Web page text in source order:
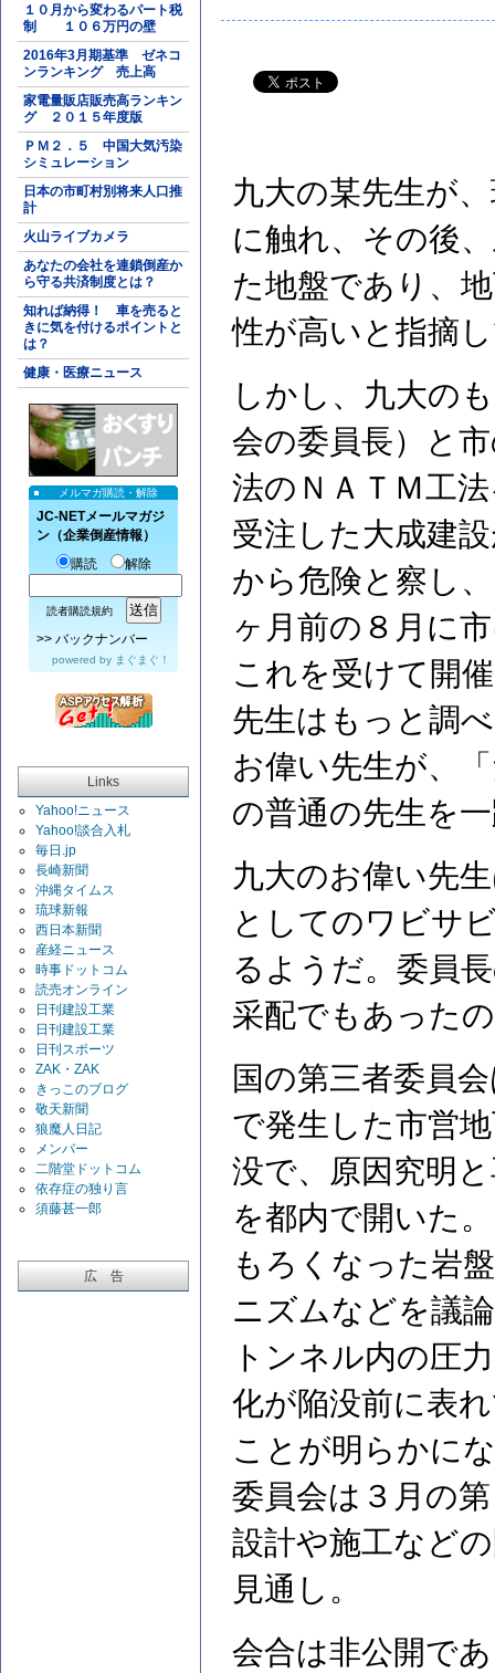
１０月から変わるパート税
制 １０６万円の壁
2016年3月期基準 ゼネコ
ンランキング 売上高
家電量販店販売高ランキン
グ ２０１５年度版
ＰＭ２．５ 中国大気汚染
シミュレーション
日本の市町村別将来人口推
計
火山ライブカメラ
あなたの会社を連鎖倒産か
ら守る共済制度とは？
知れば納得！ 車を売ると
きに気を付けるポイントと
は？
健康・医療ニュース
メルマガ購読・解除
JC-NETメールマガジ
ン（企業倒産情報）
購読
解除
読者購読規約
>> バックナンバー
powered by まぐまぐ！
Links
Yahoo!ニュース
Yahoo!談合入札
毎日.jp
長崎新聞
沖縄タイムス
琉球新報
西日本新聞
産経ニュース
時事ドットコム
読売オンライン
日刊建設工業
日刊建設工業
日刊スポーツ
ZAK・ZAK
きっこのブログ
敬天新聞
狼魔人日記
メンバー
二階堂ドットコム
依存症の独り言
須藤甚一郎
広 告
九大の某先生が
に触れ、その後
た地盤であり、
性が高いと指摘
しかし、九大の
会の委員長）と
法のＮＡＴＭ工
受注した大成建
から危険と察し
ヶ月前の８月に
これを受けて開
先生はもっと調
お偉い先生が、
の普通の先生を
九大のお偉い先
としてのワビサ
るようだ。委員
采配でもあった
国の第三者委員
で発生した市営
没で、原因究明
を都内で開いた。
もろくなった岩
ニズムなどを議
トンネル内の圧
化が陥没前に表
ことが明らかに
委員会は３月の
設計や施工など
見通し。
会合は非公開で